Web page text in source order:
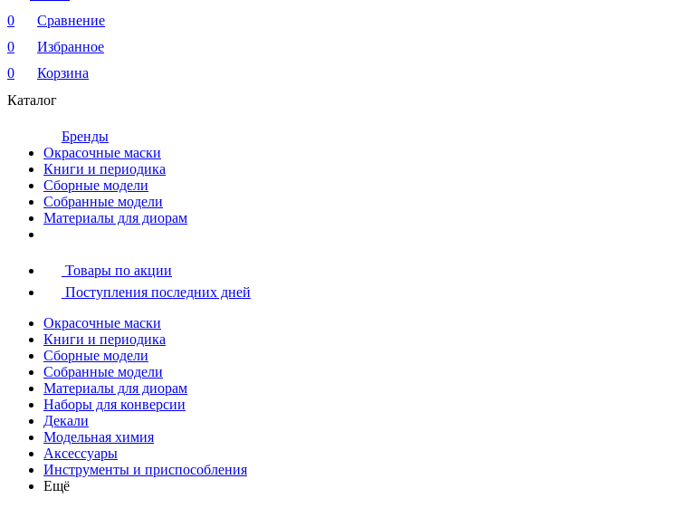
0
Сравнение
0
Избранное
0
Корзина
Каталог
Бренды
Окрасочные маски
Книги и периодика
Сборные модели
Собранные модели
Материалы для диорам
Товары по акции
Поступления последних дней
Окрасочные маски
Книги и периодика
Сборные модели
Собранные модели
Материалы для диорам
Наборы для конверсии
Декали
Модельная химия
Аксессуары
Инструменты и приспособления
Ещё